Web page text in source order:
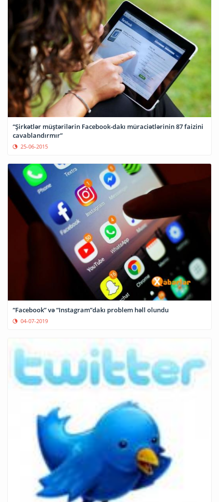
“Şirkətlər müştərilərin Facebook-dakı müraciətlərinin 87 faizini
cavablandırmır”
25-06-2015
“Facebook” və “Instagram”dakı problem həll olundu
04-07-2019